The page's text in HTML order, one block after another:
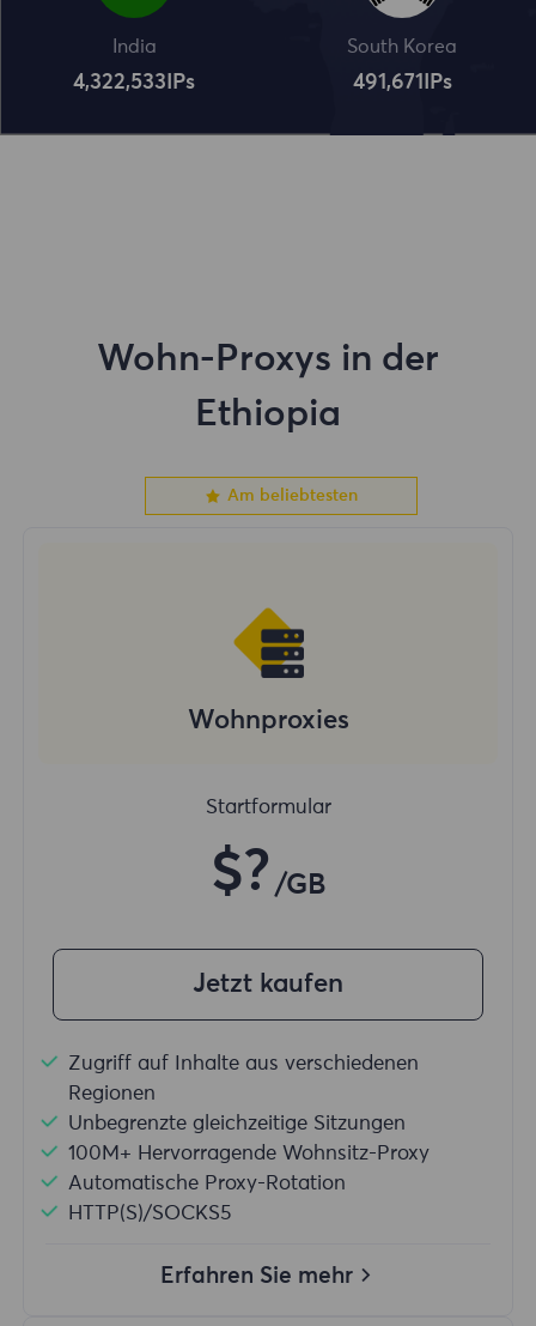
India
4,322,534 IPs
South Korea
491,672 IPs
Wohn-Proxys in der
Ethiopia
Am beliebtesten
Wohnproxies
Startformular
$? /GB
Jetzt kaufen
Zugriff auf Inhalte aus verschiedenen
Regionen
Unbegrenzte gleichzeitige Sitzungen
100M+ Hervorragende Wohnsitz-Proxy
Automatische Proxy-Rotation
HTTP(S)/SOCKS5
Erfahren Sie mehr